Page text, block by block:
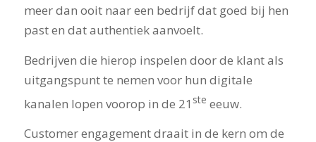
meer dan ooit naar een bedrijf dat goed bij hen
past en dat authentiek aanvoelt.
Bedrijven die hierop inspelen door de klant als
uitgangspunt te nemen voor hun digitale
kanalen lopen voorop in de 21 ste eeuw.
Customer engagement draait in de kern om de